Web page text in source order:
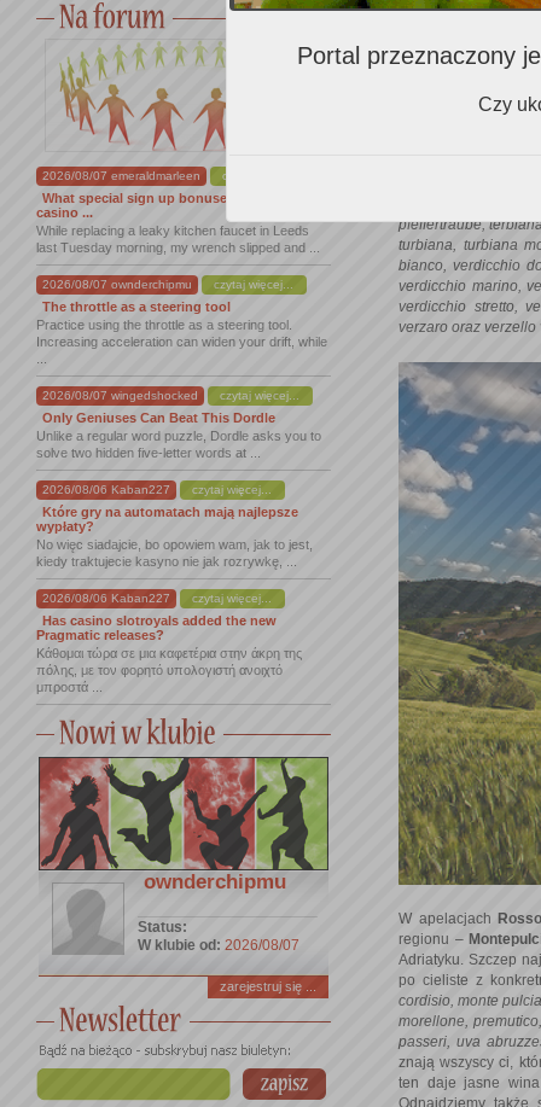
2026/08/07 emeraldmarleen czytaj więcej...
What special sign up bonuses does dracula
casino ...
While replacing a leaky kitchen faucet in Leeds
last Tuesday morning, my wrench slipped and ...
2026/08/07 ownderchipmu czytaj więcej...
The throttle as a steering tool
Practice using the throttle as a steering tool.
Increasing acceleration can widen your drift, while
2026/08/07 wingedshocked czytaj więcej...
Only Geniuses Can Beat This Dordle
Unlike a regular word puzzle, Dordle asks you to
solve two hidden five-letter words at ...
2026/08/06 Kaban227 czytaj więcej...
Które gry na automatach mają najlepsze
wypłaty?
No więc siadajcie, bo opowiem wam, jak to jest,
kiedy traktujecie kasyno nie jak rozrywkę, ...
2026/08/06 Kaban227 czytaj więcej...
Has casino slotroyals added the new
Pragmatic releases?
Κάθομαι τώρα σε μια καφετέρια στην άκρη της
πόλης, με τον φορητό υπολογιστή ανοιχτό
μπροστά ...
ownderchipmu
Status:
W klubie od: 2026/08/07
zarejestruj się ...
pfeffertraube,
turbiana, turbiana
bianco, verdicchio
verdicchio marino,
verdicchio stretto,
verzaro oraz verzello
W apelacjach
regionu –
Adriatyku. Szczep
po cieliste z
cordisio, monte
morellone,
passeri, uva
znają wszyscy ci,
ten daje jasne
Odnajdziemy
Portal przeznaczony
Czy